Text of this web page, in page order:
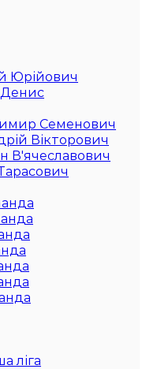
Юрійович
Семенович
Вікторович
В'ячеславович
ліга